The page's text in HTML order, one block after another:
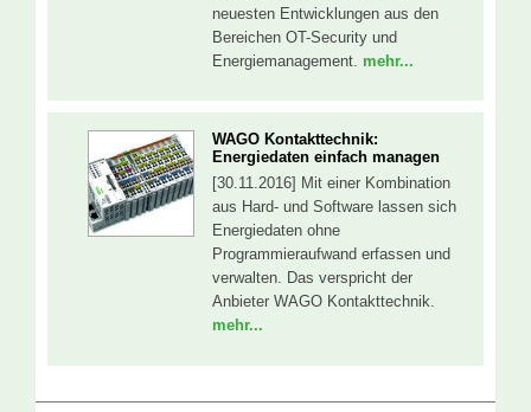
neuesten Entwicklungen aus den
Bereichen OT-Security und
Energiemanagement. mehr...
WAGO Kontakttechnik:
Energiedaten einfach managen
[30.11.2016] Mit einer Kombination
aus Hard- und Software lassen sich
Energiedaten ohne
Programmieraufwand erfassen und
verwalten. Das verspricht der
Anbieter WAGO Kontakttechnik.
mehr...